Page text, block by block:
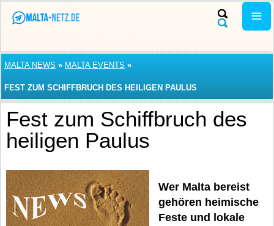
MALTA NEWS » MALTA EVENTS »
FEST ZUM SCHIFFBRUCH DES HEILIGEN PAULUS
Fest zum Schiffbruch des
heiligen Paulus
Wer Malta bereist
gehören heimische
Feste und lokale